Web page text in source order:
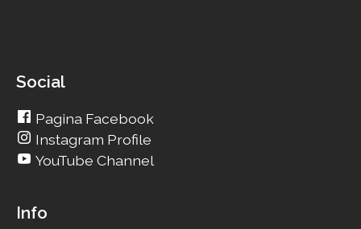
Social
Pagina Facebook
Instagram Profile
YouTube Channel
Info